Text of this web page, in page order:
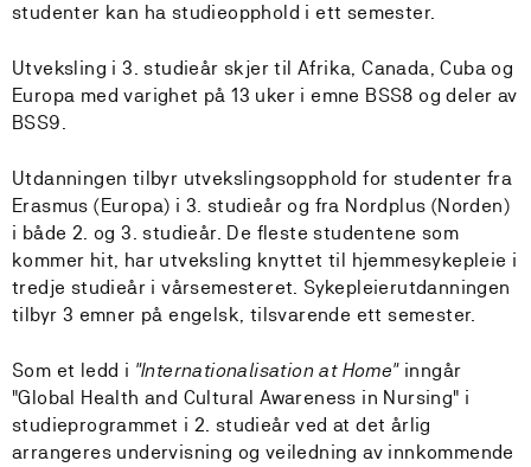
studenter kan ha studieopphold i ett semester.
Utveksling i 3. studieår skjer til Afrika, Canada, Cuba og
Europa med varighet på 13 uker i emne BSS8 og deler av
BSS9.
Utdanningen tilbyr utvekslingsopphold for studenter fra
Erasmus (Europa) i 3. studieår og fra Nordplus (Norden)
i både 2. og 3. studieår. De fleste studentene som
kommer hit, har utveksling knyttet til hjemmesykepleie i
tredje studieår i vårsemesteret. Sykepleierutdanningen
tilbyr 3 emner på engelsk, tilsvarende ett semester.
Som et ledd i "Internationalisation at Home"inngår
"Global Health and Cultural Awareness in Nursing" i
studieprogrammet i 2. studieår ved at det årlig
arrangeres undervisning og veiledning av innkommende